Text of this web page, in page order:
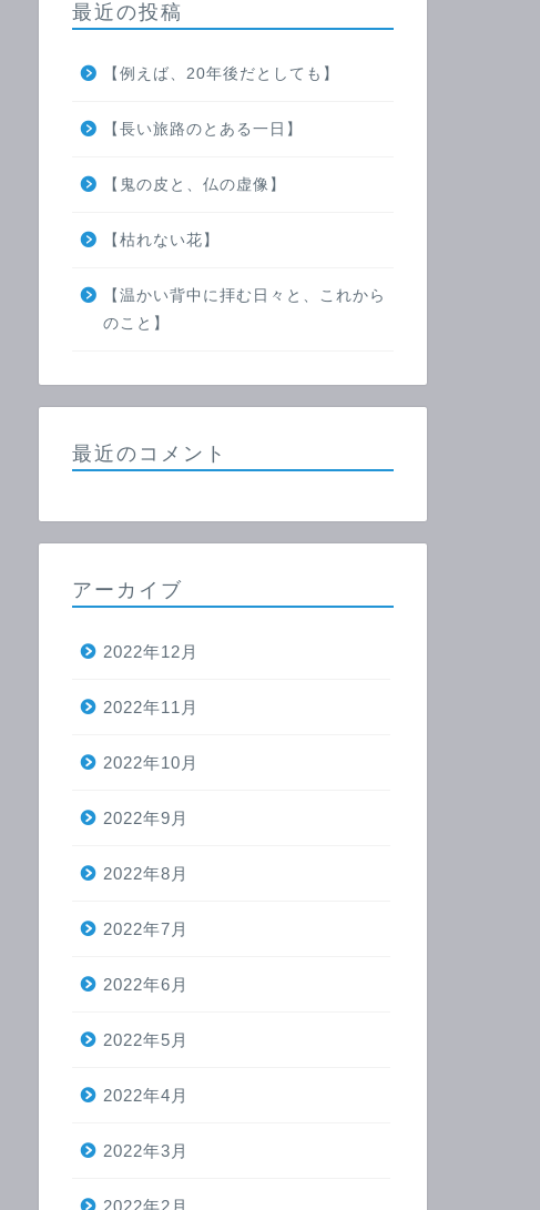
最近の投稿
【例えば、20年後だとしても】
【長い旅路のとある一日】
【鬼の皮と、仏の虚像】
【枯れない花】
【温かい背中に拝む日々と、これから
のこと】
最近のコメント
アーカイブ
2022年12月
2022年11月
2022年10月
2022年9月
2022年8月
2022年7月
2022年6月
2022年5月
2022年4月
2022年3月
2022年2月